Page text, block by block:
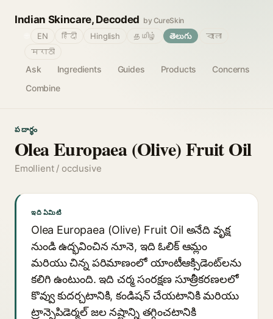
Indian Skincare, Decoded by CureSkin
Ask Ingredients Guides Products
Concerns
Combine
EN हिंदी Hinglish தமிழ் తెలుగు
বাংলা
मराठी
పదార్థం
Olea Europaea (Olive) Fruit Oil
Emollient / occlusive
ఇది ఏమిటి
Olea Europaea (Olive) Fruit Oil అనేది వృక్ష
నుండి ఉద్భవించిన నూనె, ఇది ఓలిక్ ఆమ్లం
మరియు చిన్న పరిమాణంలో యాంటీఆక్సిడెంట్‌లను
కలిగి ఉంటుంది. ఇది చర్మ సంరక్షణ సూత్రీకరణలలో
కొవ్వు కుదర్చటానికి, కండిషన్ చేయటానికి మరియు
ట్రాన్సెపిడెర్మల్ జల నష్టాన్ని తగ్గించటానికి